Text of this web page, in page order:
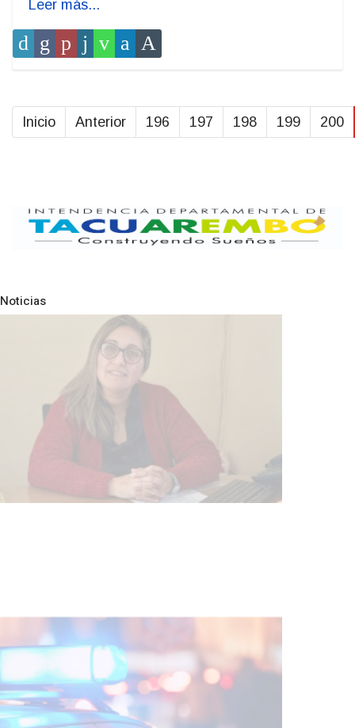
Leer más...
Inicio Anterior 196 197 198 199 200
Noticias
04-08-2026
POLICIALES